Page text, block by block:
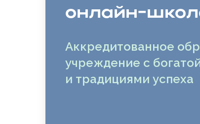
онлайн-
Аккредитованное
учреждение с
и традициями успеха